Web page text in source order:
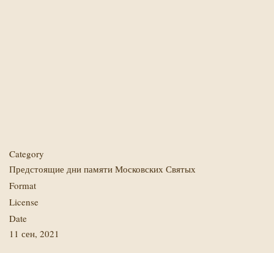
Category
Предстоящие дни памяти Московских Святых
Format
License
Date
11 сен, 2021